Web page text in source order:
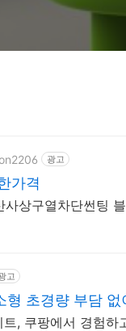
광고
가격
상구열차단썬팅
고
형 초경량 부담 없
, 쿠팡에서 경험